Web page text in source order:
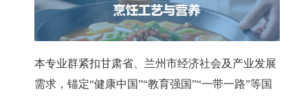
本专业群紧扣甘肃省、兰州市经济社会及产业发展
需求，锚定“健康中国”“教育强国”“一带一路”等国